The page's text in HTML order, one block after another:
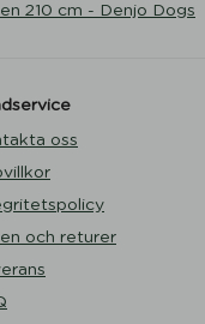
210 cm - Denjo Dogs
oss
och returer